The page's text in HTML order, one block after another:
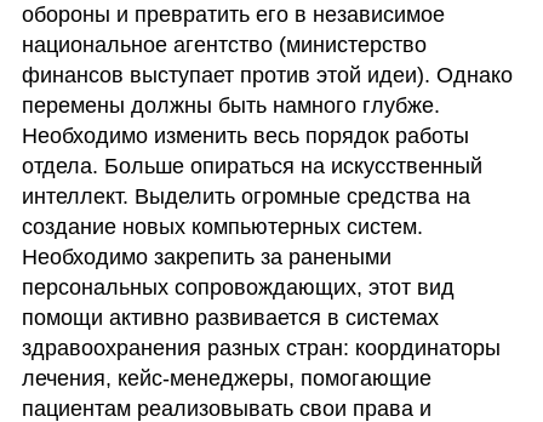
обороны и превратить его в независимое
национальное агентство (министерство
финансов выступает против этой идеи). Однако
перемены должны быть намного глубже.
Необходимо изменить весь порядок работы
отдела. Больше опираться на искусственный
интеллект. Выделить огромные средства на
создание новых компьютерных систем.
Необходимо закрепить за ранеными
персональных сопровождающих, этот вид
помощи активно развивается в системах
здравоохранения разных стран: координаторы
лечения, кейс-менеджеры, помогающие
пациентам реализовывать свои права и